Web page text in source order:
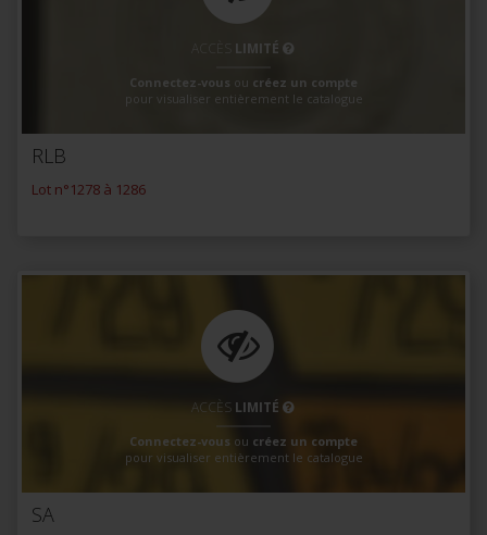
LIMITÉ
Connectez-vous ou créez un compte
pour visualiser entièrement le catalogue
RLB
Lot n°1278 à 1286
ACCÈS LIMITÉ
Connectez-vous ou créez un compte
pour visualiser entièrement le catalogue
SA